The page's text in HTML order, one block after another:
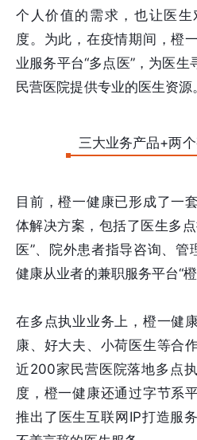
个人价值的需求，也让医
度。为此，在疫情期间，橙
业服务平台“多点医”，为医
民营医院提供专业的医生资源
三大业务产品+两
目前，橙一健康已形成了一
体解决方案，包括了医生多
医”、院外患者指导咨询、管
健康从业者的兼职服务平台“橙
在多点执业业务上，橙一健
康、好大夫、小荷医生等合
近200家民营医院落地多点
度，橙一健康还通过字节系
推出了医生互联网IP打造服